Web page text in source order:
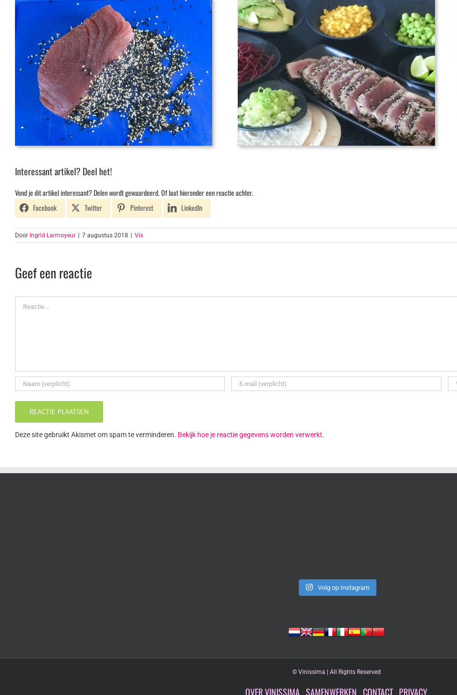
Interessant artikel? Deel het!
Vond je dit artikel interessant? Delen wordt gewaardeerd. Of laat hieronder een reactie achter.
Facebook
Twitter Pinterest LinkedIn
Door Ingrid Larmoyeur | 7 augustus 2018 | Vis
Geef een reactie
Deze site gebruikt Akismet om spam te verminderen. Bekijk hoe je reactie gegevens worden verwerkt.
Volg op Instagram
© Vinissima | All Rights Reserved
OVER VINISSIMA SAMENWERKEN CONTACT| PRIVACY